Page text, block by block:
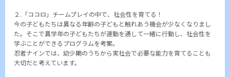
２.「ココロ」チームプレイの中で、社会性を育てる！
今の子どもたちは異なる年齢の子どもと触れあう機会が少なくなりまし
た。そこで異学年の子どもたちが運動を通して一緒に行動し、社会性を
学ぶことができるプログラムを考案。
忍者ナインでは、幼少期のうちから実社会で必要な能力を育てることも
大切だと考えています。